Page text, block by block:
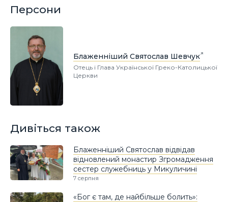
Персони
Блаженніший Святослав Шевчук
Отець і Глава Української Греко-Католицької
Церкви
Дивіться також
Блаженніший Святослав відвідав
відновлений монастир Згромадження
сестер служебниць у Микуличині
7 серпня
«Бог є там, де найбільше болить»: